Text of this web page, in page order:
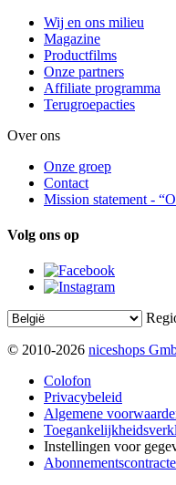
Wij en ons milieu
Magazine
Productfilms
Onze partners
Affiliate programma
Terugroepacties
Over ons
Onze groep
Contact
Mission statement -
Volg ons op
© 2010-2026 niceshops
Colofon
Privacybeleid
Algemene
Instellingen voor